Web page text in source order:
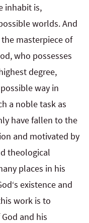
inhabit is,
worlds. And
masterpiece of
who possesses
degree,
way in
a noble task as
have fallen to the
and motivated by
theological
places in his
existence and
work is to
and his